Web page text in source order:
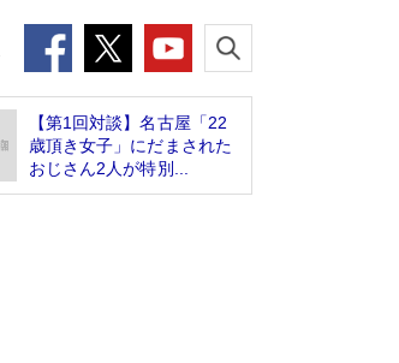
【第1回対談】名古屋「22
歳頂き女子」にだまされた
おじさん2人が特別...